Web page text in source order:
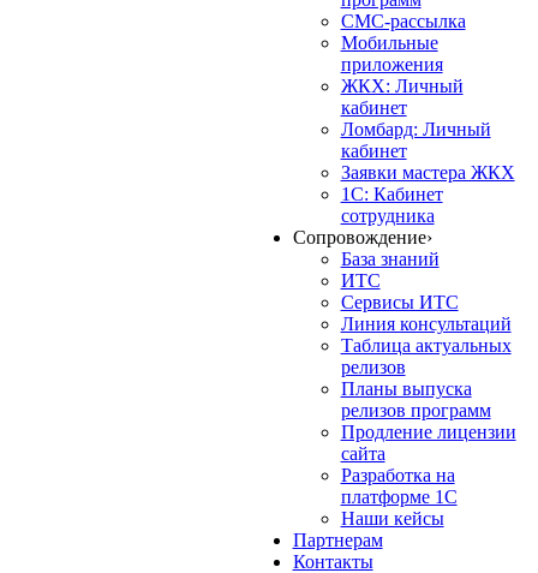
СМС-рассылка
Мобильные
приложения
ЖКХ: Личный
кабинет
Ломбард: Личный
кабинет
Заявки мастера ЖКХ
1С: Кабинет
сотрудника
Сопровождение›
База знаний
ИТС
Сервисы ИТС
Линия консультаций
Таблица актуальных
релизов
Планы выпуска
релизов программ
Продление лицензии
сайта
Разработка на
платформе 1С
Наши кейсы
Партнерам
Контакты